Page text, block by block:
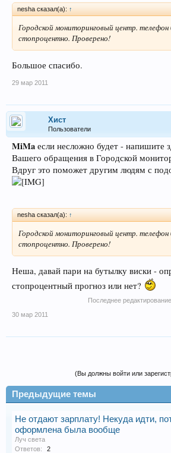
nesha сказал(а): ↑
Городской мониторинговый центр.
стопроцентно. Проверено!
Большое спасибо.
29 мар 2011
Хист
Пользователи
MiMa если несложно будет - напишите
Вашего обращения в Городской
Вдруг это поможет другим людям с
nesha сказал(а): ↑
Городской мониторинговый центр.
стопроцентно. Проверено!
Неша, давай пари на бутылку виски -
стопроцентный прогноз или нет?
Последнее
30 мар 2011
(Вы должны войти или
Предыдущие темы
Не отдают зарплату! Некуда идти,
оформлена была вообще
Луч света
Ответов:
2